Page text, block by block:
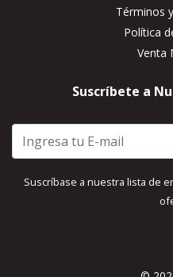
Términos
Política
Venta
Suscríbete a
Suscríbase a nuestra lista de